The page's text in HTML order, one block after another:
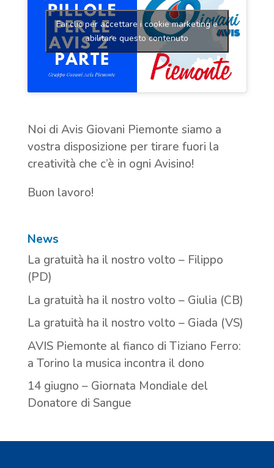
Fai clic per accettare i cookie marketing e
abilitare questo contenuto
Noi di Avis Giovani Piemonte siamo a
vostra disposizione per tirare fuori la
creatività che c’è in ogni Avisino!
Buon lavoro!
News
La gratuità ha il nostro volto – Filippo
(PD)
La gratuità ha il nostro volto – Giulia (CB)
La gratuità ha il nostro volto – Giada (VS)
AVIS Piemonte al fianco di Tiziano Ferro:
a Torino la musica incontra il dono
14 giugno – Giornata Mondiale del
Donatore di Sangue